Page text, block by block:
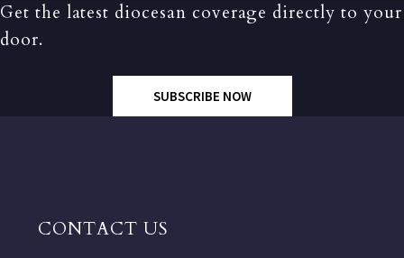
Get the latest diocesan coverage directly to your
door.
SUBSCRIBE NOW
CONTACT US